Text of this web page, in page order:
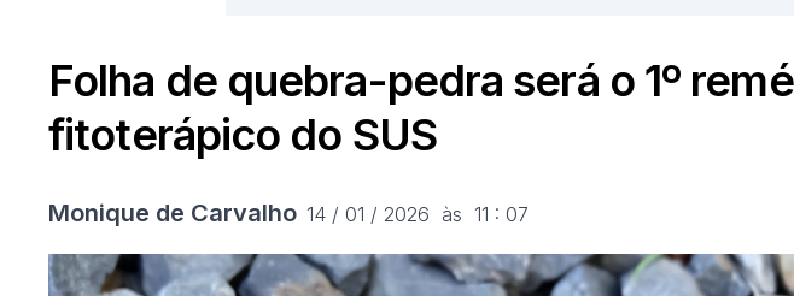
Folha de quebra-pedra será o 1º
fitoterápico do SUS
Monique de Carvalho 14 / 01 / 2026  às  11 : 07